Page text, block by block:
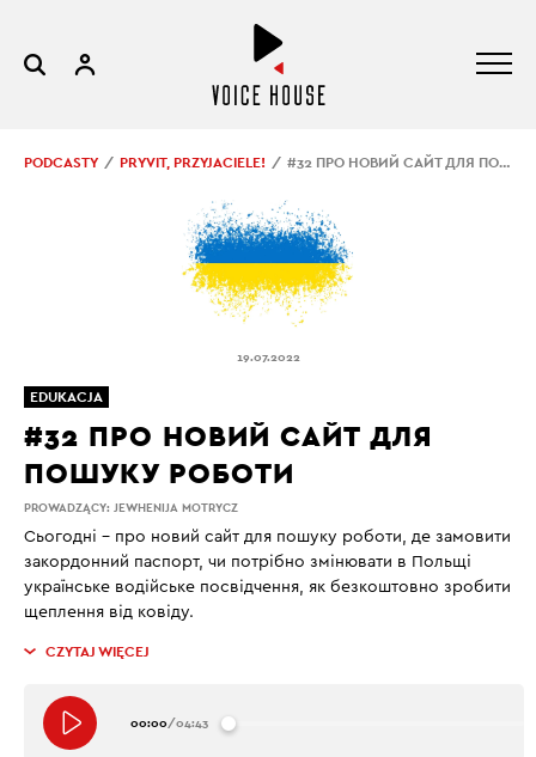
PODCASTY PRYVIT, PRZYJACIELE! #32 ПРО НОВИЙ САЙТ ДЛЯ ПОШУКУ РОБОТИ
19.07.2022
PROWADZĄCY: JEWHENIJA MOTRYCZ
#32 ПРО НОВИЙ САЙТ ДЛЯ
ПОШУКУ РОБОТИ
Сьогодні – про новий сайт для пошуку роботи, де замовити
закордонний паспорт, чи потрібно змінювати в Польщі
українське водійське посвідчення, як безкоштовно зробити
щеплення від ковіду.
CZYTAJ WIĘCEJ
00:00/04:43
EDUKACJA